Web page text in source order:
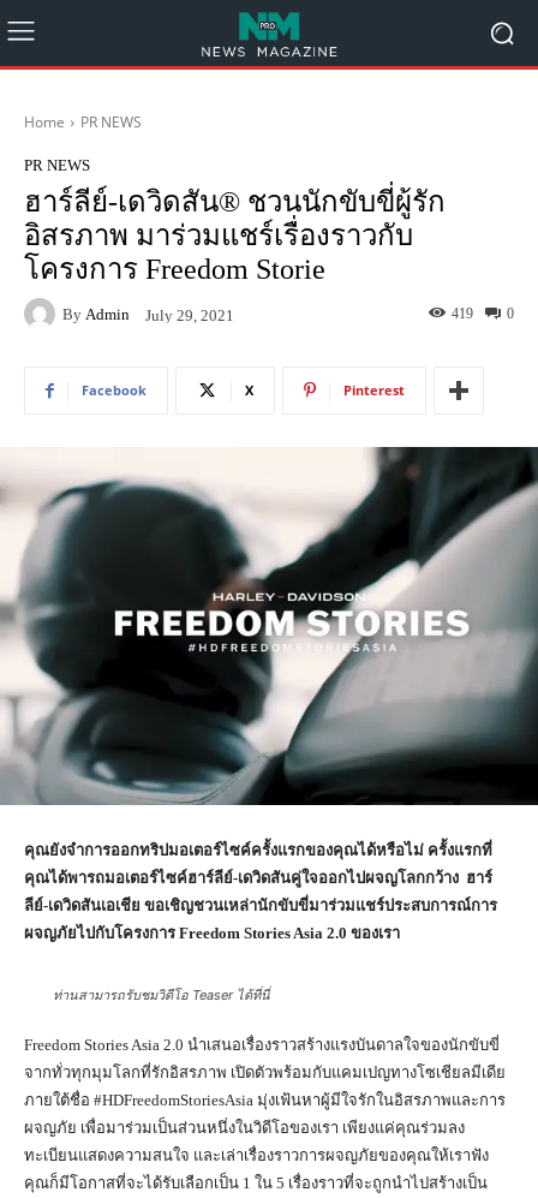
Home PR NEWS
PR NEWS
ฮาร์ลีย์-เดวิดสัน® ชวนนักขับขี่ผู้รัก
อิสรภาพ มาร่วมแชร์เรื่องราวกับ
โครงการ Freedom Storie
By Admin July 29, 2021 0
419
Facebook X Pinterest
คุณยังจำการออกทริปมอเตอร์ไซค์ครั้งแรกของคุณได้หรือไม่ ครั้งแรกที่
คุณได้พารถมอเตอร์ไซค์ฮาร์ลีย์-เดวิดสันคู่ใจออกไปผจญโลกกว้าง ฮาร์
ลีย์-เดวิดสันเอเชีย ขอเชิญชวนเหล่านักขับขี่มาร่วมแชร์ประสบการณ์การ
ผจญภัยไปกับโครงการ Freedom Stories Asia 2.0 ของเรา
ท่านสามารถรับชมวิดีโอ Teaser ได้ที่นี่
Freedom Stories Asia 2.0 นำเสนอเรื่องราวสร้างแรงบันดาลใจของนักขับขี่
จากทั่วทุกมุมโลกที่รักอิสรภาพ เปิดตัวพร้อมกับแคมเปญทางโซเชียลมีเดีย
ภายใต้ชื่อ #HDFreedomStoriesAsia มุ่งเฟ้นหาผู้มีใจรักในอิสรภาพและการ
ผจญภัย เพื่อมาร่วมเป็นส่วนหนึ่งในวิดีโอของเรา เพียงแค่คุณร่วมลง
ทะเบียนแสดงความสนใจ และเล่าเรื่องราวการผจญภัยของคุณให้เราฟัง
คุณก็มีโอกาสที่จะได้รับเลือกเป็น 1 ใน 5 เรื่องราวที่จะถูกนำไปสร้างเป็น